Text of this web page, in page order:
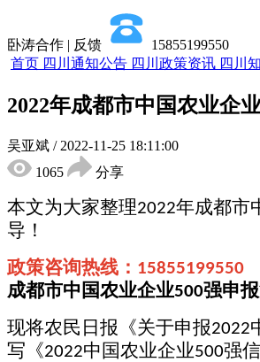
卧涛合作 | 反馈
15855199550
首页 四川通知公告 四川政策资讯 四川
2022年成都市中国农业企
吴亚斌 / 2022-11-25 18:11:00
1065
分享
本文为大家整理2022年成都市
导！
政策咨询热线： 15855199550
成都市中国农业企业500强申报
现将农民日报《关于申报2022
写《2022中国农业企业500强